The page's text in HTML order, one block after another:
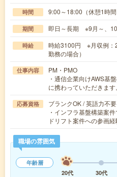
時間 9:00～18:00（休憩1時
期間 即日～長期 ※9月～、10
時給
時給3100円 ※月収例：
勤務の場合）
仕事内容
PM・PMO
・通信企業向けAWS基
に携わっていただきま
応募資格
ブランクOK / 英語力不要
・インフラ基盤構築案
ドリフト案件への参画
職場の雰囲気
年齢層
20代
30代